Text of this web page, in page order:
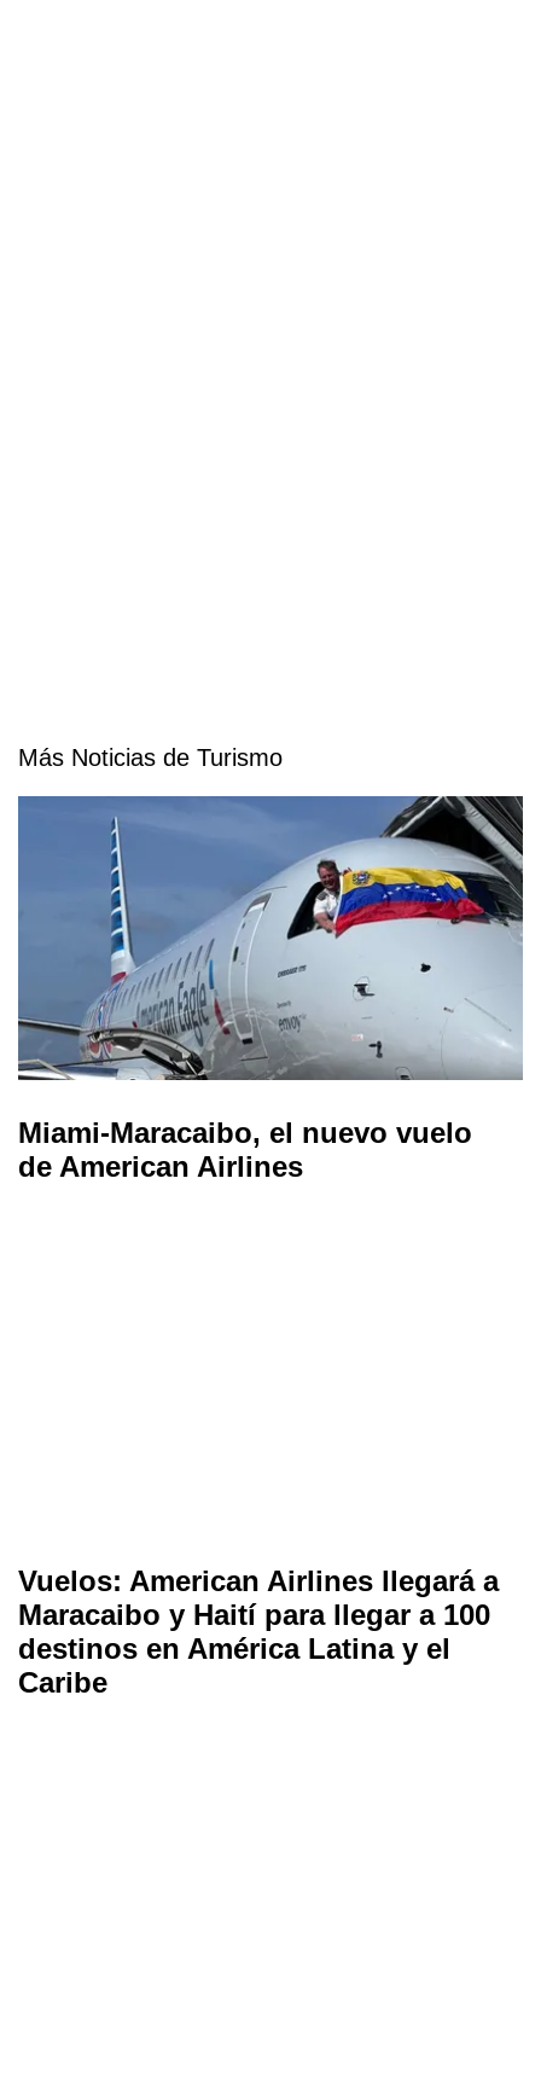
Más Noticias de Turismo
Miami-Maracaibo, el nuevo vuelo
de American Airlines
Vuelos: American Airlines llegará a
Maracaibo y Haití para llegar a 100
destinos en América Latina y el
Caribe